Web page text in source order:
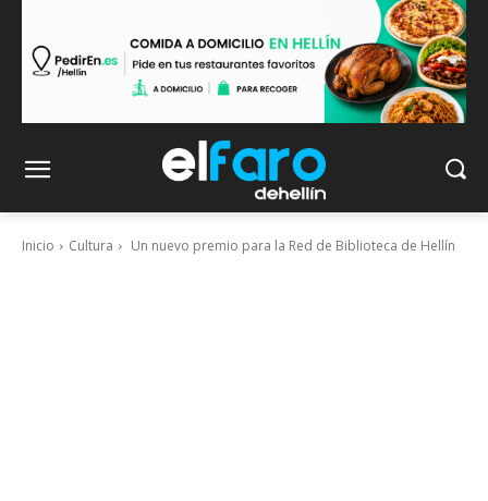
Inicio Cultura Un nuevo premio para la Red de Biblioteca de Hellín